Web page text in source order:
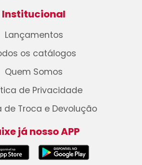
Institucional
Lançamentos
os catálogos
Quem Somos
de Privacidade
de Troca e Devolução
já nosso APP